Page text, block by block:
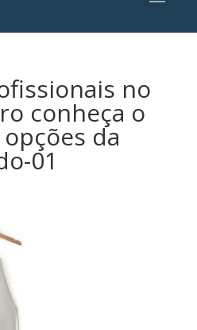
no
conheça o
da
01